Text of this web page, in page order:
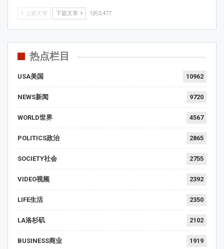
上篇文章 下篇文章 1的3,477
热点栏目
USA美国 10962
NEWS新闻 9720
WORLD世界 4567
POLITICS政治 2865
SOCIETY社会 2755
VIDEO视频 2392
LIFE生活 2350
LA洛杉矶 2102
BUSINESS商业 1919